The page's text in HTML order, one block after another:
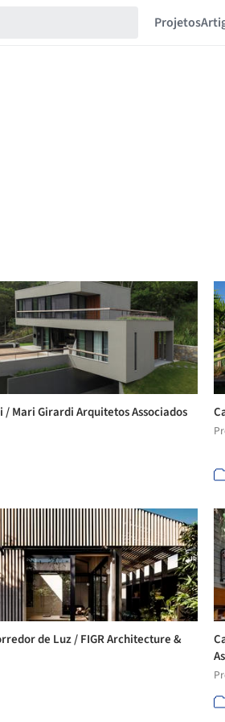
Projetos
/ Mari Girardi Arquitetos Associados
de Luz / FIGR Architecture &